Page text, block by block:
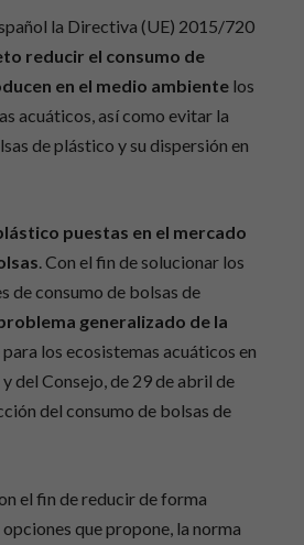
la Directiva (UE) 2015/720
reducir el consumo de
en el medio ambiente los
acuáticos, así como evitar la
de plástico y su dispersión en
puestas en el mercado
. Con el fin de solucionar los
de consumo de bolsas de
generalizado de la
los ecosistemas acuáticos en
del Consejo, de 29 de abril de
del consumo de bolsas de
el fin de reducir de forma
que propone, la norma